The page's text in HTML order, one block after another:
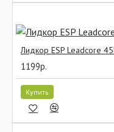
1199р.
Купить